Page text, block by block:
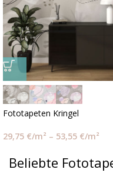
Fototapeten Kringel
29,75 €/m² – 53,55 €/m²
Beliebte